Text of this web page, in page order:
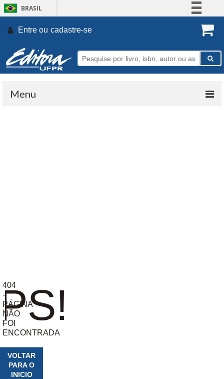
BRASIL
Participe
Entre ou cadastre-se.
Menu
404
-
PÁGINA
NÃO
FOI
ENCONTRADA
VOLTAR
PARA O
INICIO